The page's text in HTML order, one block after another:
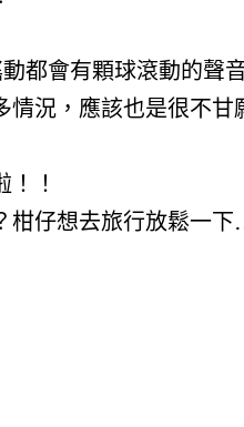
都會有顆球滾動的聲
況，應該也是很不甘
！
柑仔想去旅行放鬆一